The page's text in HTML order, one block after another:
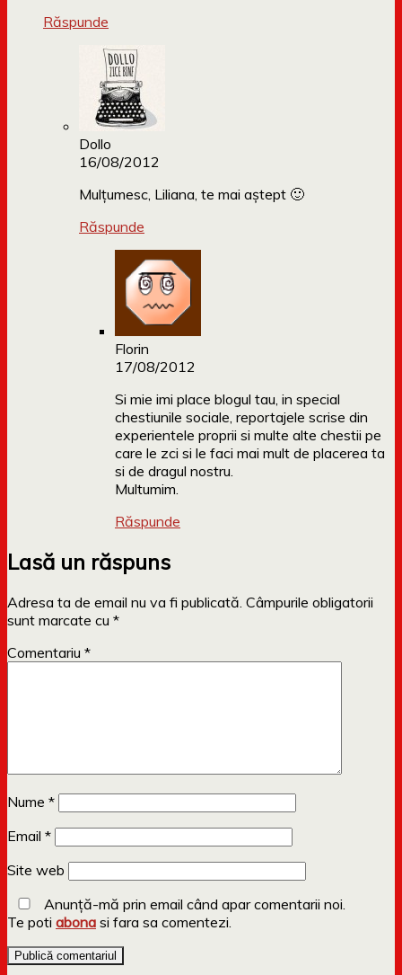
Răspunde
Dollo
16/08/2012
Mulțumesc, Liliana, te mai aștept 🙂
Răspunde
Florin
17/08/2012
Si mie imi place blogul tau, in special
chestiunile sociale, reportajele scrise din
experientele proprii si multe alte chestii pe
care le zci si le faci mai mult de placerea ta
si de dragul nostru.
Multumim.
Răspunde
Lasă un răspuns
Adresa ta de email nu va fi publicată. Câmpurile obligatorii
sunt marcate cu *
Comentariu *
Nume *
Email *
Site web
Anunță-mă prin email când apar comentarii noi.
Te poti abona si fara sa comentezi.